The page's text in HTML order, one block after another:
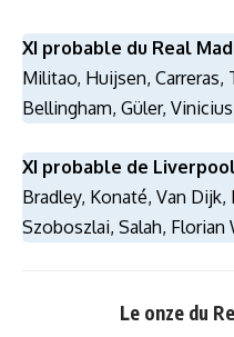
XI probable du Real
Militao, Huijsen, Carreras,
Bellingham, Güler,
XI probable de
Bradley, Konaté, Van Dijk,
Szoboszlai, Salah, Florian
Le onze du